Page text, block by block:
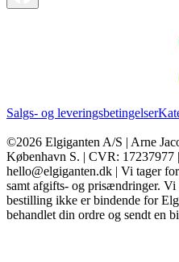
Salgs- og leveringsbetingelser
©2026 Elgiganten A/S | Arne
København S. | CVR: 17237977
hello@elgiganten.dk | Vi tager
samt afgifts- og prisændringer.
bestilling ikke er bindende for
behandlet din ordre og sendt en